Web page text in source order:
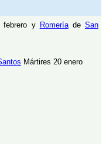
febrero y RomeríadeSan
Mártires 20 enero